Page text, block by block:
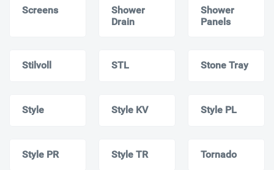
Screens
Shower
Drain
Shower
Panels
Stilvoll STL Stone Tray
Style Style KV Style PL
Style PR Style TR Tornado